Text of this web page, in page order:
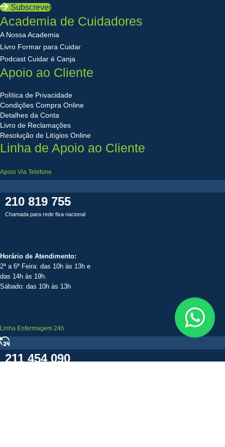
Subscrever
Academia de Cuidadores
A Nossa Academia
Livro Formar para Cuidar
Podcast Cuidar é Canja
Apoio ao Cliente
Política de Privacidade
Condições Compra Online
Detalhes da Conta
Livro de Reclamações
Resolução de Litígios Online
Linha de Apoio ao Cliente
Apoio Via Telefone
210 819 755
Chamada para rede fixa nacional
Horário de Atendimento:
2ª a 6ª Feira: das 10h às 13h e
das 14h às 19h.
Sábado: das 10h às 13h
Linha Enfermagem 24h
211 454 090